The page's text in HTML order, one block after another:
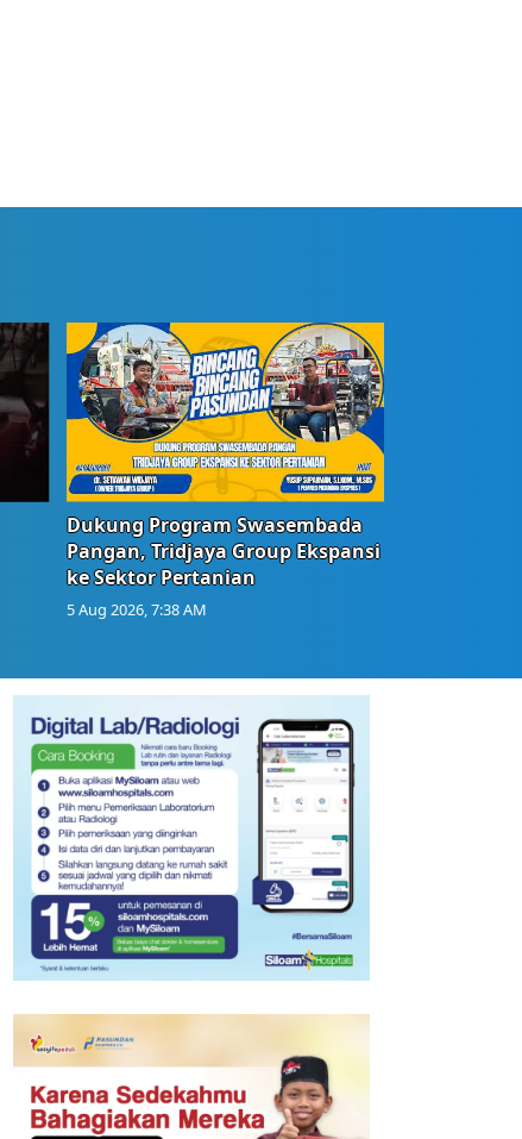
Dukung Program Swasembada
Pangan, Tridjaya Group Ekspansi
ke Sektor Pertanian
5 Aug 2026, 7:38 AM